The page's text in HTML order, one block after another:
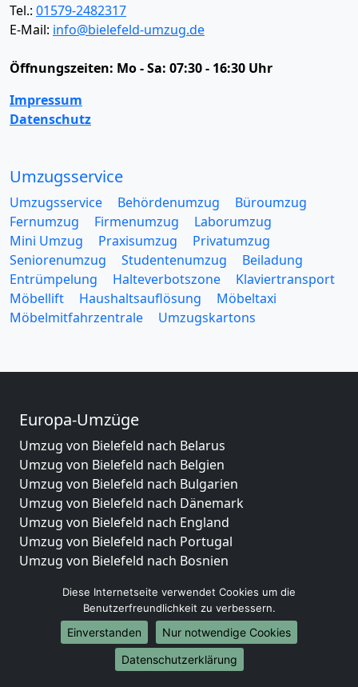
Tel.: 01579-2482317
E-Mail: info@bielefeld-umzug.de
Öffnungszeiten: Mo - Sa: 07:30 - 16:30 Uhr
Impressum
Datenschutz
Umzugsservice
Umzugsservice Behördenumzug
Büroumzug
Fernumzug
Firmenumzug
Laborumzug
Mini Umzug
Praxisumzug
Privatumzug
Seniorenumzug
Studentenumzug
Beiladung
Entrümpelung
Halteverbotszone
Klaviertransport
Möbellift
Haushaltsauflösung
Möbeltaxi
Möbelmitfahrzentrale
Umzugskartons
Europa-Umzüge
Umzug von Bielefeld nach Belarus
Umzug von Bielefeld nach Belgien
Umzug von Bielefeld nach Bulgarien
Umzug von Bielefeld nach Dänemark
Umzug von Bielefeld nach England
Umzug von Bielefeld nach Portugal
Umzug von Bielefeld nach Bosnien
Umzug von Bielefeld nach Irland
Umzug von Bielefeld nach Lettland
Umzug von Bielefeld nach Zypern
Umzug von Bielefeld nach Kroatien
Umzug von Bielefeld nach Estland
Diese Internetseite verwendet Cookies um die
Benutzerfreundlichkeit zu verbessern.
Einverstanden
Nur notwendige Cookies
Datenschutzerklärung